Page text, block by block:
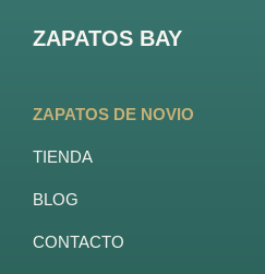
navegación
principal
ZAPATOS BAY
UN
ARTE
ZAPATOS DE NOVIO
TIENDA
BLOG
CONTACTO